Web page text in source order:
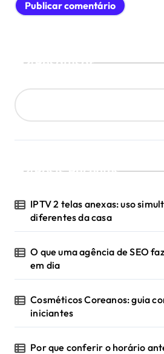
Pesquisar
Posts Recentes
IPTV 2 telas anexas: uso
diferentes da casa
O que uma agência de SEO
em dia
Cosméticos Coreanos: guia
iniciantes
Por que conferir o horário